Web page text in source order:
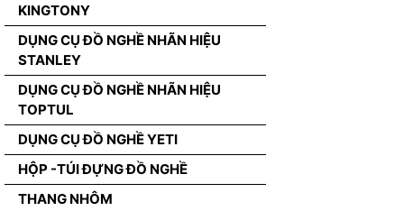
KINGTONY
DỤNG CỤ ĐỒ NGHỀ NHÃN HIỆU
STANLEY
DỤNG CỤ ĐỒ NGHỀ NHÃN HIỆU
TOPTUL
DỤNG CỤ ĐỒ NGHỀ YETI
HỘP -TÚI ĐỰNG ĐỒ NGHỀ
THANG NHÔM